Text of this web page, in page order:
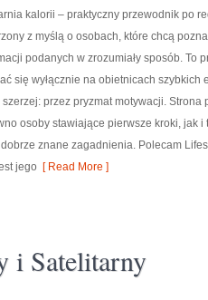
kalorii – praktyczny przewodnik po
z myślą o osobach, które chcą
podanych w zrozumiały sposób. To
się wyłącznie na obietnicach szybkich
szerzej: przez pryzmat motywacji.
osoby stawiające pierwsze kroki, jak
znane zagadnienia. Polecam
jego [ Read More ]
i Satelitarny